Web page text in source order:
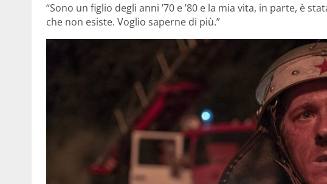
“Sono un figlio degli anni ’70 e ’80 e la mia vita, in parte, è
che non esiste. Voglio saperne di più.”